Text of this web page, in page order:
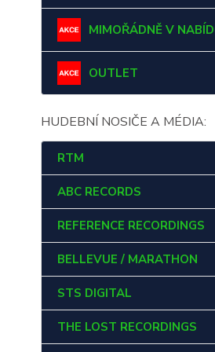
MIMOŘÁDNĚ V
OUTLET
HUDEBNÍ NOSIČE A MÉDIA:
RTM
ABC RECORDS
REFERENCE RECORDINGS
BELLEVUE / MARATHON
STS DIGITAL
THE LOST RECORDINGS